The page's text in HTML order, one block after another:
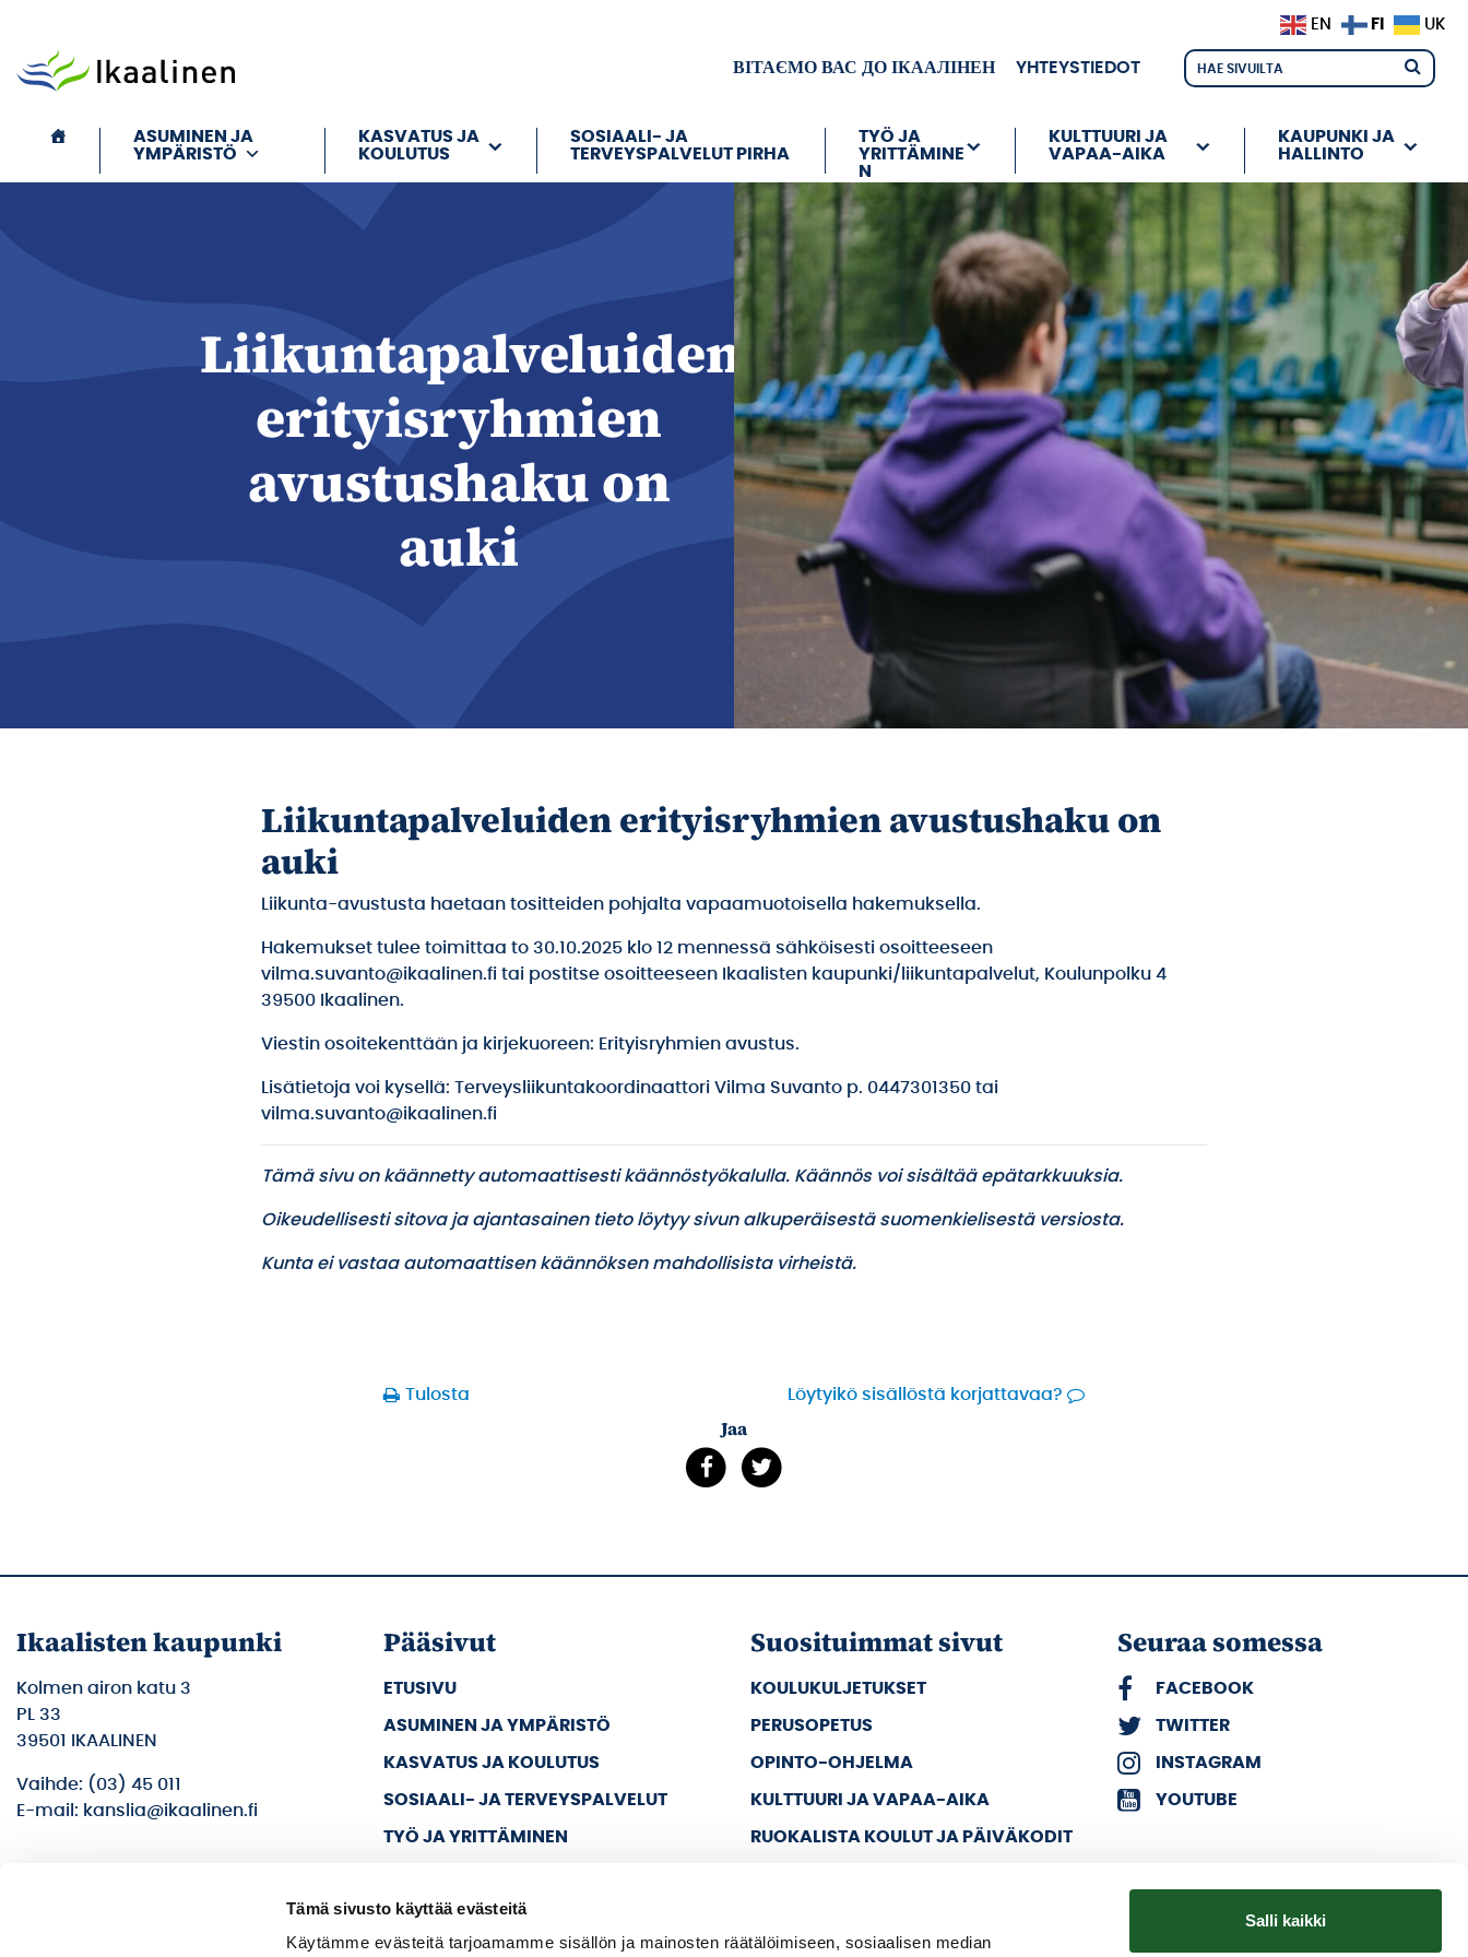
Tämä sivusto käyttää evästeitä
Käytämme evästeitä tarjoamamme sisällön ja mainosten räätälöimiseen, sosiaalisen median
Salli kaikki
ВІТАЄМО ВАС ДО ІКААЛІНЕН YHTEYSTIEDOT
ASUMINEN JA
YMPÄRISTÖ
KASVATUS JA
KOULUTUS
SOSIAALI- JA
TERVEYSPALVELUT PIRHA
TYÖ JA
YRITTÄMINE
N
KULTTUURI JA
VAPAA-AIKA
KAUPUNKI JA
HALLINTO
Liikuntapalveluiden
erityisryhmien
avustushaku on
auki
Liikuntapalveluiden erityisryhmien avustushaku on
auki
Liikunta-avustusta haetaan tositteiden pohjalta vapaamuotoisella hakemuksella.
Hakemukset tulee toimittaa to 30.10.2025 klo 12 mennessä sähköisesti osoitteeseen
vilma.suvanto@ikaalinen.fi tai postitse osoitteeseen Ikaalisten kaupunki/liikuntapalvelut, Koulunpolku 4
39500 Ikaalinen.
Viestin osoitekenttään ja kirjekuoreen: Erityisryhmien avustus.
Lisätietoja voi kysellä: Terveysliikuntakoordinaattori Vilma Suvanto p. 0447301350 tai
vilma.suvanto@ikaalinen.fi
Tämä sivu on käännetty automaattisesti käännöstyökalulla. Käännös voi sisältää epätarkkuuksia.
Oikeudellisesti sitova ja ajantasainen tieto löytyy sivun alkuperäisestä suomenkielisestä versiosta.
Kunta ei vastaa automaattisen käännöksen mahdollisista virheistä.
Tulosta Löytyikö sisällöstä korjattavaa?
Jaa
Ikaalisten kaupunki
Kolmen airon katu 3
PL 33
39501 IKAALINEN
Vaihde: (03) 45 011
E-mail: kanslia@ikaalinen.fi
Pääsivut
ETUSIVU
ASUMINEN JA YMPÄRISTÖ
KASVATUS JA KOULUTUS
SOSIAALI- JA TERVEYSPALVELUT
TYÖ JA YRITTÄMINEN
KAUPUNKI JA HALLINTO
Suosituimmat sivut
KOULUKULJETUKSET
PERUSOPETUS
OPINTO-OHJELMA
KULTTUURI JA VAPAA-AIKA
RUOKALISTA KOULUT JA PÄIVÄKODIT
Seuraa somessa
FACEBOOK
TWITTER
INSTAGRAM
YOUTUBE
EN FI UK